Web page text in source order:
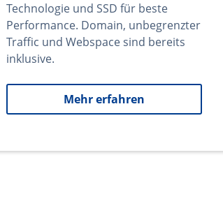
Technologie und SSD für beste
Performance. Domain, unbegrenzter
Traffic und Webspace sind bereits
inklusive.
Mehr erfahren